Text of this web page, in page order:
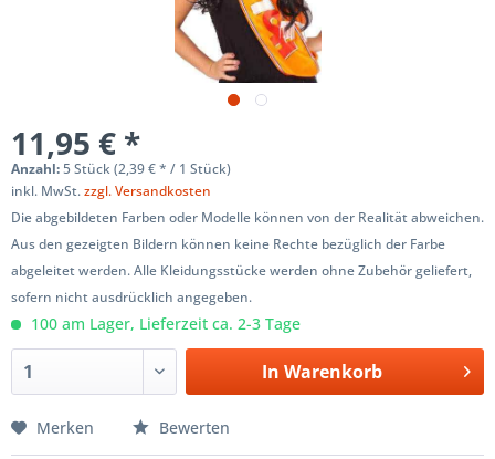
11,95 € *
Anzahl:5 Stück (2,39 € * / 1 Stück)
inkl. MwSt.zzgl. Versandkosten
Die abgebildeten Farben oder Modelle können von der Realität abweichen.
Aus den gezeigten Bildern können keine Rechte bezüglich der Farbe
abgeleitet werden. Alle Kleidungsstücke werden ohne Zubehör geliefert,
sofern nicht ausdrücklich angegeben.
100 am Lager, Lieferzeit ca. 2-3 Tage
In Warenkorb
Merken Bewerten